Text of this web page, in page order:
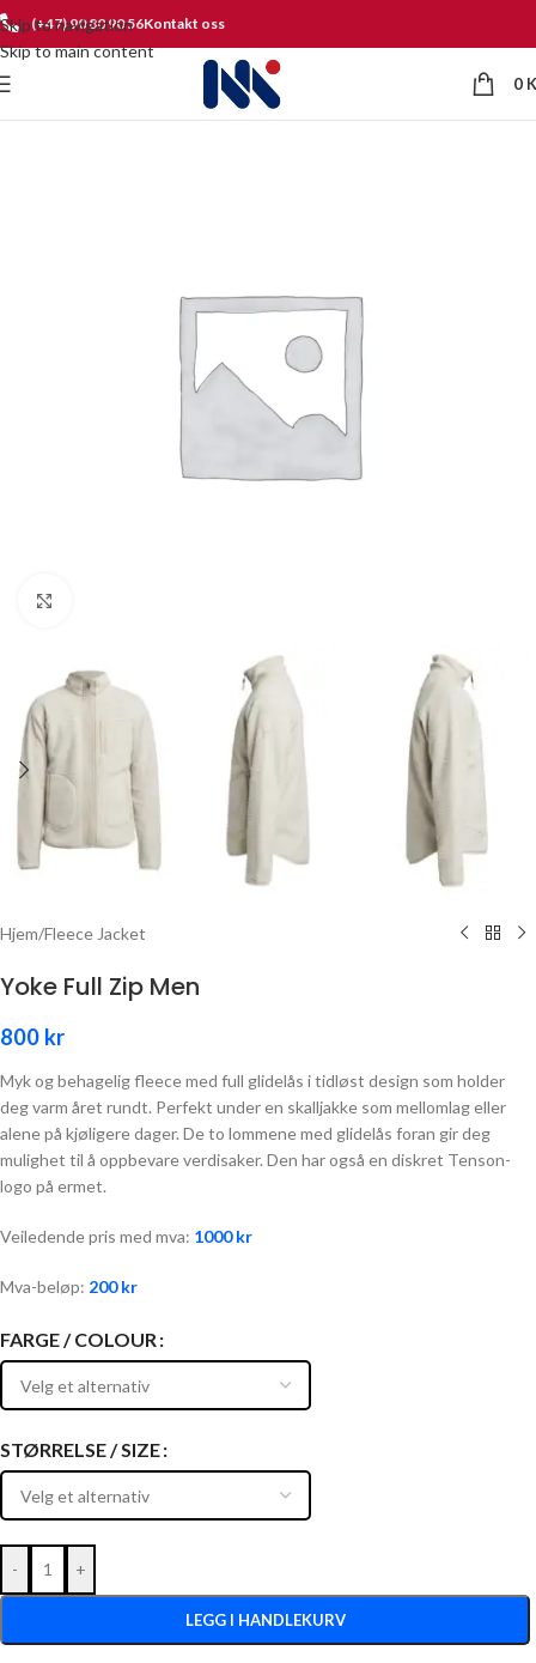
Skip to navigation
Skip to main content
(+47) 90 80 90 56Kontakt oss
0
Hjem/Fleece Jacket
Yoke Full Zip Men
800 kr
Myk og behagelig fleece med full glidelås i tidløst design som holder
deg varm året rundt. Perfekt under en skalljakke som mellomlag eller
alene på kjøligere dager. De to lommene med glidelås foran gir deg
mulighet til å oppbevare verdisaker. Den har også en diskret Tenson-
logo på ermet.
Veiledende pris med mva: 1000kr
Mva-beløp: 200kr
FARGE / COLOUR
STØRRELSE / SIZE
- +
LEGG I HANDLEKURV